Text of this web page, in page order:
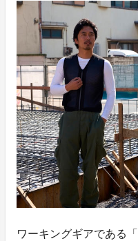
ワーキングギアである